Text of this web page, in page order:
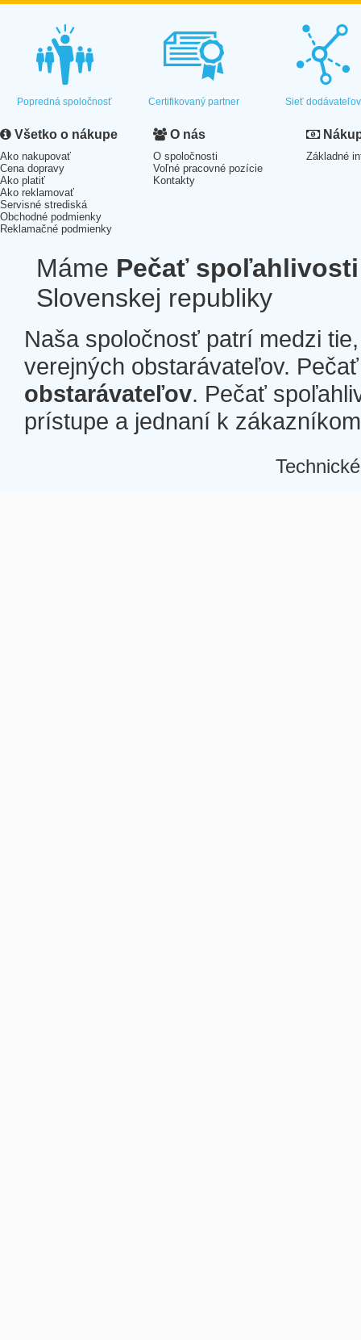
Popredná spoločnosť Certifikovaný partner Sieť dodávateľov
Všetko o nákupe
Ako nakupovať
Cena dopravy
Ako platiť
Ako reklamovať
Servisné strediská
Obchodné podmienky
Reklamačné podmienky
O nás
O spoločnosti
Voľné pracovné pozície
Kontakty
Základné
Máme Pečať spoľahlivosti
Slovenskej republiky
Naša spoločnosť patrí medzi
verejných obstarávateľov.
obstarávateľov. Pečať
prístupe a jednaní k